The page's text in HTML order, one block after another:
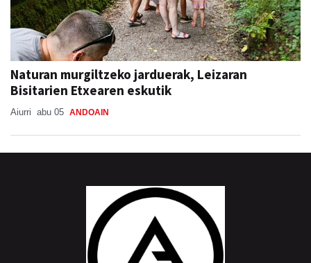
Naturan murgiltzeko jarduerak, Leizaran
Bisitarien Etxearen eskutik
Aiurri abu 05 ANDOAIN